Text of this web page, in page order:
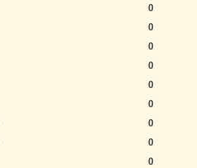
0
0
0
0
0
0
0
0
0